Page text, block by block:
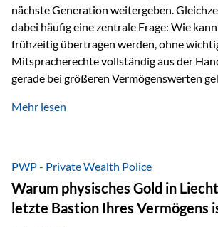
nächste Generation weitergeben.
dabei häufig eine zentrale Frage: Wie
frühzeitig übertragen werden, ohne
Mitspracherechte vollständig aus der
gerade bei größeren Vermögenswerten
sicherzustellen, dass das Vermögen
folgende Situation vor: Ein Vater schenkt
einen Teil seines Vermögens. Einige Jahre
Tochter das Geld kurzfristig verwenden,
Mehr lesen
PWP - Private Wealth Police
Warum physisches Gold in
letzte Bastion Ihres Vermögens